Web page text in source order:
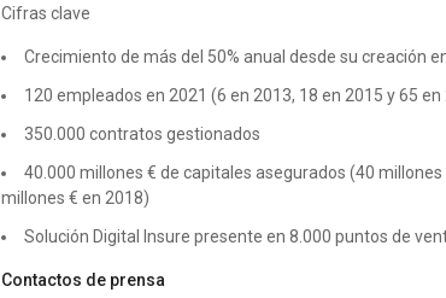
Cifras clave
Crecimiento de más del 50% anual desde su creación
120 empleados en 2021 (6 en 2013, 18 en 2015 y 65 en
350.000 contratos gestionados
40.000 millones € de capitales asegurados (40
millones € en 2018)
Solución Digital Insure presente en 8.000 puntos de
Contactos de prensa